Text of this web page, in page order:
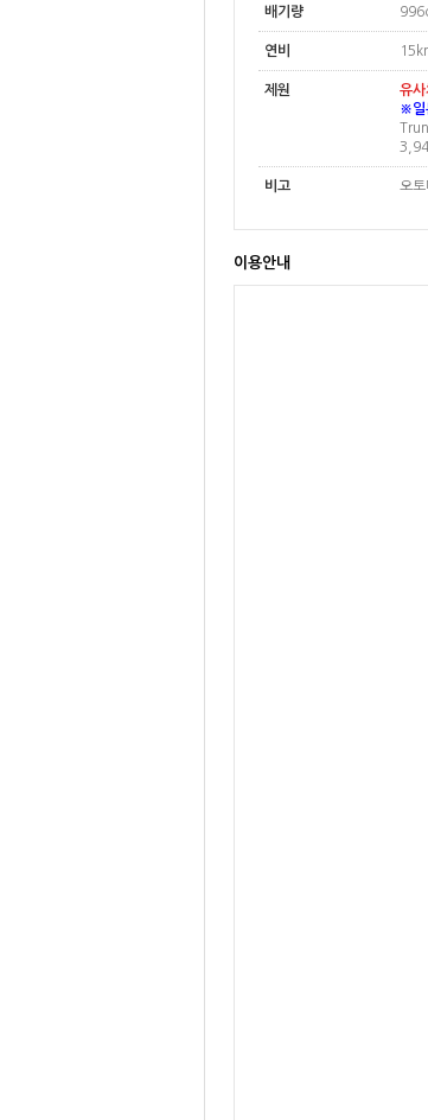
배기량
연비
제원
유사
※일
비고 오
이용안내